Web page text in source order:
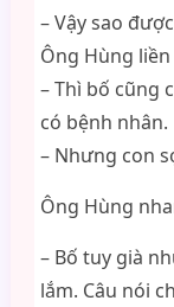
– Vậy sao
Ông Hùng liền
– Thì bố cũng
có bệnh nhân.
– Nhưng con
Ông Hùng
– Bố tuy già
lắm. Câu nói